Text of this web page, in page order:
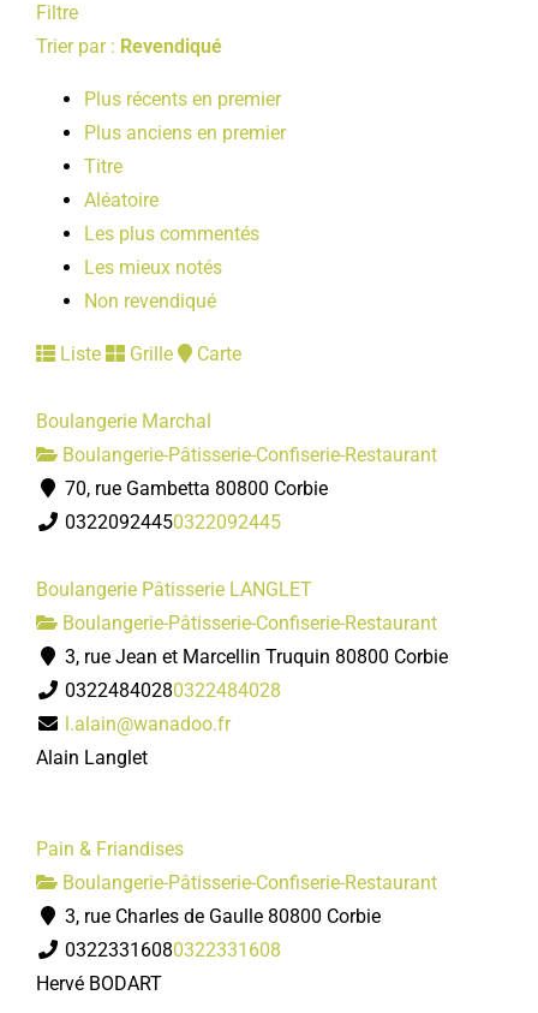
Filtre
Trier par : Revendiqué
Plus récents en premier
Plus anciens en premier
Titre
Aléatoire
Les plus commentés
Les mieux notés
Non revendiqué
Liste Grille Carte
Boulangerie Marchal
Boulangerie-Pâtisserie-Confiserie-Restaurant
70, rue Gambetta 80800 Corbie
03220924450322092445
Boulangerie Pâtisserie LANGLET
Boulangerie-Pâtisserie-Confiserie-Restaurant
3, rue Jean et Marcellin Truquin 80800 Corbie
03224840280322484028
l.alain@wanadoo.fr
Alain Langlet
Pain & Friandises
Boulangerie-Pâtisserie-Confiserie-Restaurant
3, rue Charles de Gaulle 80800 Corbie
03223316080322331608
Hervé BODART